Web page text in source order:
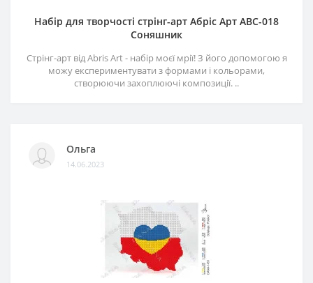
Набір для творчості стрінг-арт Абріс Арт АВС-018
Соняшник
Стрінг-арт від Abris Art - набір моєї мрії! З його допомогою я
можу експериментувати з формами і кольорами,
створюючи захоплюючі композиції. ..
Ольга
14.06.2023